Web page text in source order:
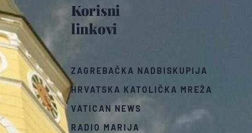
Korisni
linkovi
ZAGREBAČKA NADBISKUPIJA
HRVATSKA KATOLIČKA MREŽA
VATICAN NEWS
RADIO MARIJA